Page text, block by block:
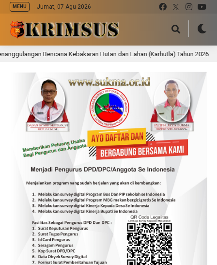
MENU Jumat, 07 Agu 2026
Bencana Kebakaran Hutan dan Lahan (Karhutla) Tahun 2026